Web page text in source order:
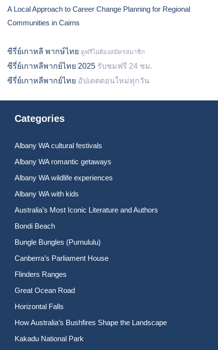
A Local Approach to Career Change Planning for Regional
Communities in Cairns
ซีรี่ย์เกาหลี พากษ์ไทย ดูฟรีไม่ต้องสมัครสมาชิก
ซีรี่ย์เกาหลีพากย์ไทย 2025 รับชมฟรี 24 ชม.
ซีรี่ย์เกาหลีพากย์ไทย อัปเดตตอนใหม่ทุกวัน
Categories
Albany WA cultural festivals
Albany WA romantic getaways
Albany WA wildlife experiences
Albany WA with kids
Australia’s Most Iconic Literature and Authors
Bondi Beach
Bungle Bungles (Purnululu)
Canberra’s Parliament House
Flinders Ranges
Great Ocean Road
Horizontal Falls
How Australia’s Bushfires Shape the Landscape
Kakadu National Park